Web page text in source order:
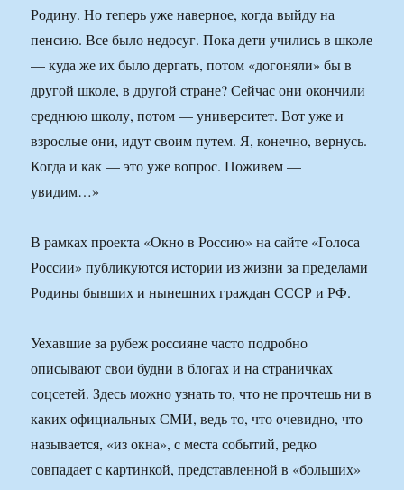
Родину. Но теперь уже наверное, когда выйду на
пенсию. Все было недосуг. Пока дети учились в школе
— куда же их было дергать, потом «догоняли» бы в
другой школе, в другой стране? Сейчас они окончили
среднюю школу, потом — университет. Вот уже и
взрослые они, идут своим путем. Я, конечно, вернусь.
Когда и как — это уже вопрос. Поживем —
увидим…»
В рамках проекта «Окно в Россию» на сайте «Голоса
России» публикуются истории из жизни за пределами
Родины бывших и нынешних граждан СССР и РФ.
Уехавшие за рубеж россияне часто подробно
описывают свои будни в блогах и на страничках
соцсетей. Здесь можно узнать то, что не прочтешь ни в
каких официальных СМИ, ведь то, что очевидно, что
называется, «из окна», с места событий, редко
совпадает с картинкой, представленной в «больших»